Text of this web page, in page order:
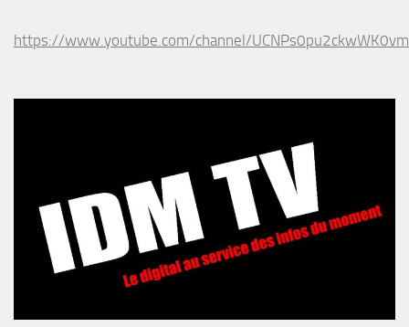
https://www.youtube.com/channel/